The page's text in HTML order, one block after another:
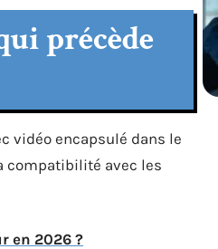
précède
vidéo encapsulé dans le
compatibilité avec les
en 2026 ?